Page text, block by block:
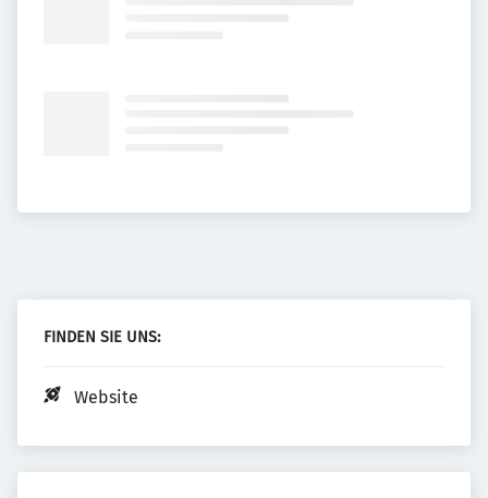
FINDEN SIE UNS:
Website